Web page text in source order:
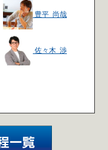
豊平 尚哉
佐々木 渉